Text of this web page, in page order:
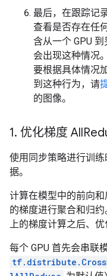
最后，在跟踪记
查看是否存在任
含从一个 GPU
会出现这种情况
要根据具体情况
到这种行为，请
的图像。
1. 优化梯度 All
使用同步策略进行训
据。
计算在模型中的前向
的梯度进行聚合和归约
上的梯度计算之后、
每个 GPU 首先会串联